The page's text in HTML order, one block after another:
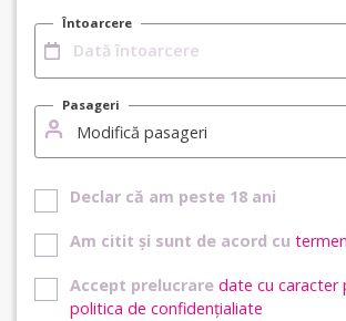
Întoarcere
Pasageri
Modifică pasageri
Declar că am peste 18 ani
Am citit și sunt de acord cu
Accept prelucrare date cu caracter
politica de confidențialiate